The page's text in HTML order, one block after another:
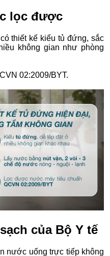
lọc được
thiết kế kiểu tủ đứng, sắc
không gian như phòng
02:2009/BYT.
của Bộ Y tế
nước uống trực tiếp không